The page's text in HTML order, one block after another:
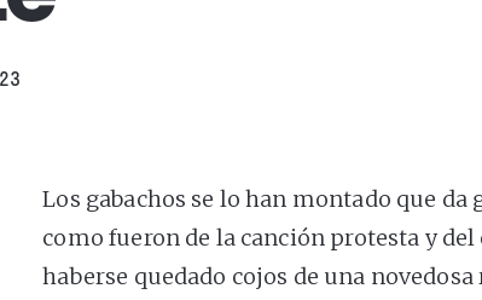
Los gabachos se lo han montado que
como fueron de la canción protesta y
haberse quedado cojos de una